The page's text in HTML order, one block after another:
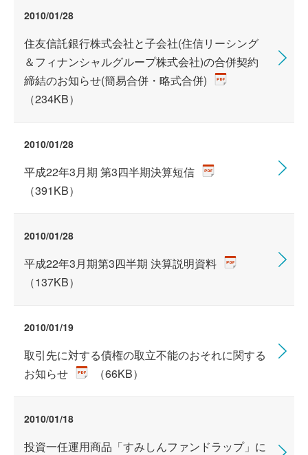
2010/01/28
住友信託銀行株式会社と子会社(住信リーシング
＆フィナンシャルグループ株式会社)の合併契約
締結のお知らせ(簡易合併・略式合併)
（234KB）
2010/01/28
平成22年3月期 第3四半期決算短信
（391KB）
2010/01/28
平成22年3月期第3四半期 決算説明資料
（137KB）
2010/01/19
取引先に対する債権の取立不能のおそれに関する
お知らせ
（66KB）
2010/01/18
投資一任運用商品「すみしんファンドラップ」に